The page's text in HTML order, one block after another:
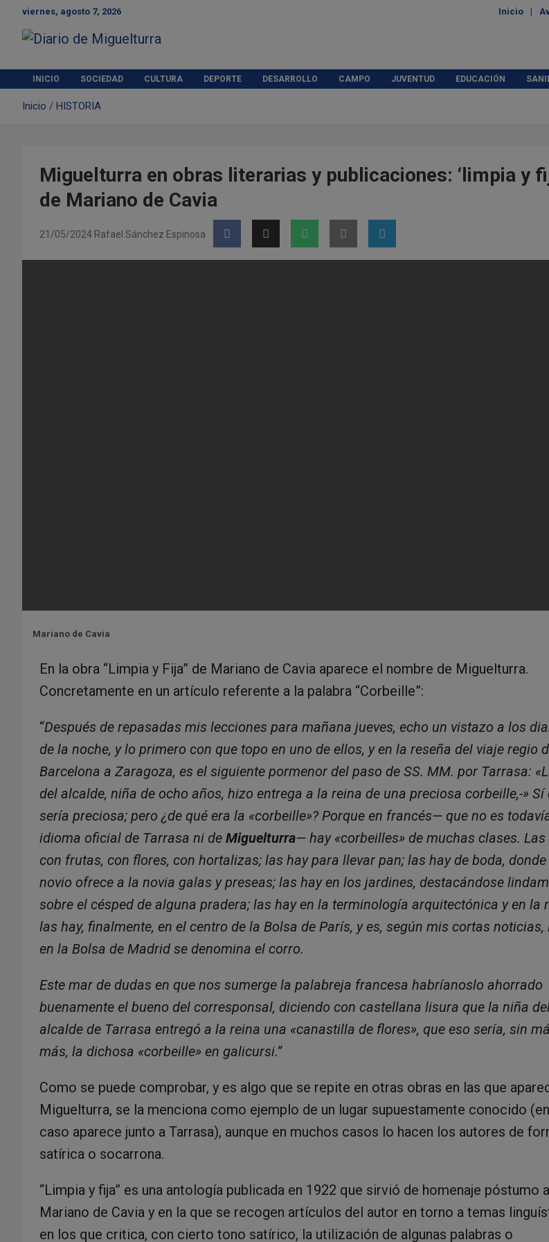
viernes, agosto 7, 2026 Inicio
Diario de Miguelturra
INICIO SOCIEDAD CULTURA DEPORTE DESARROLLO CAMPO JUVENTUD EDUCACIÓN
Inicio HISTORIA
Miguelturra en obras literarias y publicaciones: ‘limpia y
de Mariano de Cavia
21/05/2024 Rafael Sánchez Espinosa
Mariano de Cavia
En la obra “Limpia y Fija” de Mariano de Cavia aparece el nombre de Miguelturra.
Concretamente en un artículo referente a la palabra “Corbeille”:
“Después de repasadas mis lecciones para mañana jueves, echo un vistazo a los
de la noche, y lo primero con que topo en uno de ellos, y en la reseña del viaje regio
Barcelona a Zaragoza, es el siguiente pormenor del paso de SS. MM. por Tarrasa:
del alcalde, niña de ocho años, hizo entrega a la reina de una preciosa corbeille,-» Sí
sería preciosa; pero ¿de qué era la «corbeille»? Porque en francés— que no es
idioma oficial de Tarrasa ni de Miguelturra— hay «corbeilles» de muchas clases. Las
con frutas, con flores, con hortalizas; las hay para llevar pan; las hay de boda, donde
novio ofrece a la novia galas y preseas; las hay en los jardines, destacándose
sobre el césped de alguna pradera; las hay en la terminología arquitectónica y en la
las hay, finalmente, en el centro de la Bolsa de París, y es, según mis cortas noticias,
en la Bolsa de Madrid se denomina el corro.
Este mar de dudas en que nos sumerge la palabreja francesa habríanoslo ahorrado
buenamente el bueno del corresponsal, diciendo con castellana lisura que la niña
alcalde de Tarrasa entregó a la reina una «canastilla de flores», que eso sería, sin
más, la dichosa «corbeille» en galicursi.”
Como se puede comprobar, y es algo que se repite en otras obras en las que
Miguelturra, se la menciona como ejemplo de un lugar supuestamente conocido
caso aparece junto a Tarrasa), aunque en muchos casos lo hacen los autores de
satírica o socarrona.
“Limpia y fija” es una antología publicada en 1922 que sirvió de homenaje póstumo a
Mariano de Cavia y en la que se recogen artículos del autor en torno a temas
en los que critica, con cierto tono satírico, la utilización de algunas palabras o